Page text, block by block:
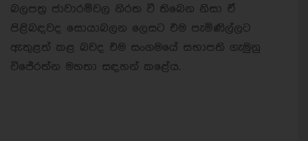
බලපත්‍ර ජාවාරම්වල නිරත වී තිබෙන නිසා ඒ
පිළිබඳවද සොයාබලන ලෙසට එම පැමිණිල්ලට
ඇතුළත් කළ බවද එම සංගමයේ සභාපති ගැමුනු
විජේරත්න මහතා සඳහන් කළේය.